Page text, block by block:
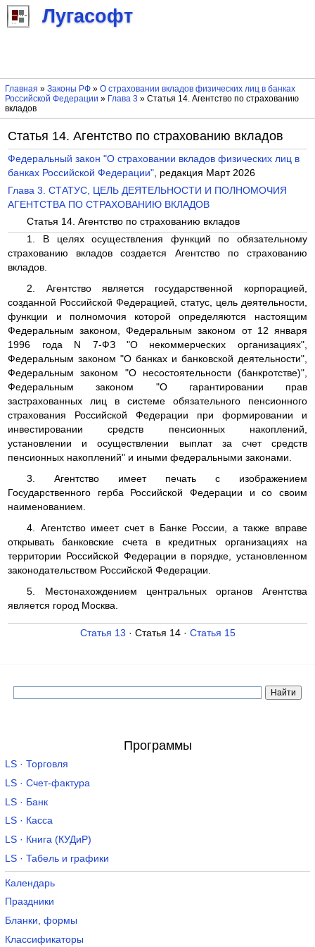
Лугасофт
Главная » Законы РФ» О страховании вкладов физических лиц в банках
Российской Федерации » Глава 3 » Статья 14. Агентство по страхованию
вкладов
Статья 14. Агентство по страхованию вкладов
Федеральный закон "О страховании вкладов физических лиц в
банках Российской Федерации", редакция Март 2026
Глава 3. СТАТУС, ЦЕЛЬ ДЕЯТЕЛЬНОСТИ И ПОЛНОМОЧИЯ
АГЕНТСТВА ПО СТРАХОВАНИЮ ВКЛАДОВ
Статья 14. Агентство по страхованию вкладов
1. В целях осуществления функций по обязательному
страхованию вкладов создается Агентство по страхованию
вкладов.
2. Агентство является государственной корпорацией,
созданной Российской Федерацией, статус, цель деятельности,
функции и полномочия которой определяются настоящим
Федеральным законом, Федеральным законом от 12 января
1996 года N 7-ФЗ "О некоммерческих организациях",
Федеральным законом "О банках и банковской деятельности",
Федеральным законом "О несостоятельности (банкротстве)",
Федеральным законом "О гарантировании прав
застрахованных лиц в системе обязательного пенсионного
страхования Российской Федерации при формировании и
инвестировании средств пенсионных накоплений,
установлении и осуществлении выплат за счет средств
пенсионных накоплений" и иными федеральными законами.
3. Агентство имеет печать с изображением
Государственного герба Российской Федерации и со своим
наименованием.
4. Агентство имеет счет в Банке России, а также вправе
открывать банковские счета в кредитных организациях на
территории Российской Федерации в порядке, установленном
законодательством Российской Федерации.
5. Местонахождением центральных органов Агентства
является город Москва.
Статья 13 · Статья 14 · Статья 15
Программы
LS · Торговля
LS · Счет-фактура
LS · Банк
LS · Касса
LS · Книга (КУДиР)
LS · Табель и графики
Календарь
Праздники
Бланки, формы
Классификаторы